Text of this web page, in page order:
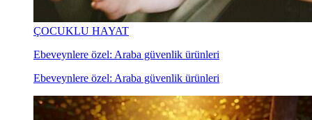
ÇOCUKLU HAYAT
Ebeveynlere özel: Araba güvenlik ürünleri
Ebeveynlere özel: Araba güvenlik ürünleri